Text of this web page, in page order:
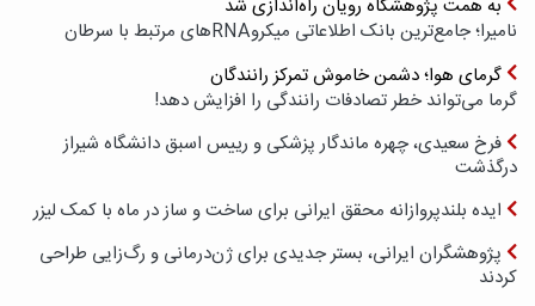
به همت پژوهشگاه رویان راه‌اندازی شد
نامیرا؛ جامع‌ترین بانک اطلاعاتی میکروRNAهای مرتبط با سرطان
گرمای هوا؛ دشمن خاموش تمرکز رانندگان
گرما می‌تواند خطر تصادفات رانندگی را افزایش دهد!
فرخ سعیدی، چهره ماندگار پزشکی و رییس اسبق دانشگاه شیراز
درگذشت
ایده بلندپروازانه محقق ایرانی برای ساخت و ساز در ماه با کمک لیزر
پژوهشگران ایرانی، بستر جدیدی برای ژن‌درمانی و رگ‌زایی طراحی
کردند